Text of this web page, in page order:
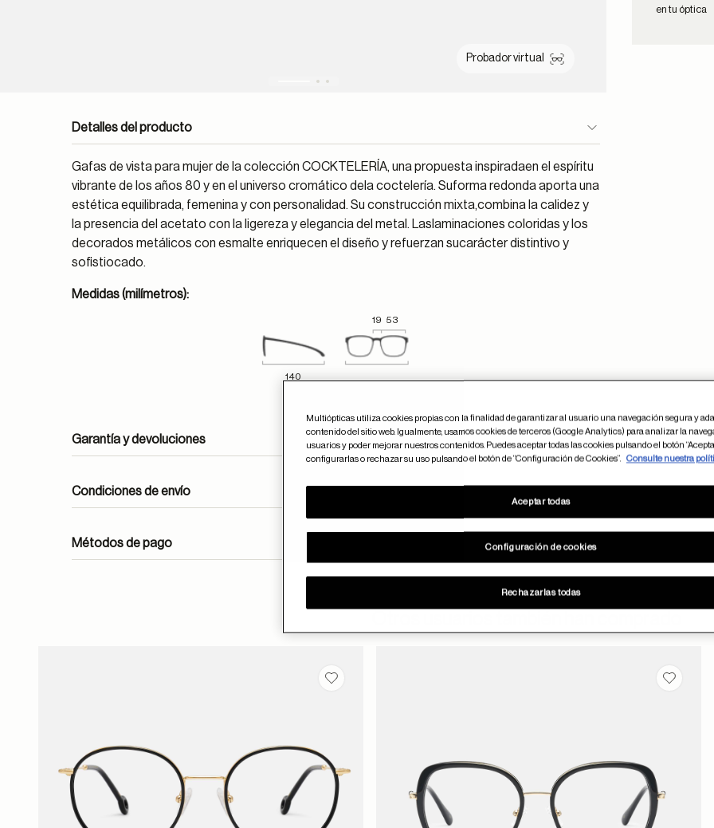
Probador virtual
Detalles del producto
Gafas de vista para mujer de la colección COCKTELERÍA, una propuesta inspiradaen el espíritu
vibrante de los años 80 y en el universo cromático dela coctelería. Suforma redonda aporta una
estética equilibrada, femenina y con personalidad. Su construcción mixta,combina la calidez y
la presencia del acetato con la ligereza y elegancia del metal. Laslaminaciones coloridas y los
decorados metálicos con esmalte enriquecen el diseño y refuerzan sucarácter distintivo y
sofistiocado.
Medidas (milímetros):
19 53
140
Garantía y devoluciones
Condiciones de envío
Métodos de pago
en tu óptica
Guardar en favoritos
Multiópticas utiliza cookies propias con la finalidad de garantizar al usuario una navegación segura y
contenido del sitio web. Igualmente, usamos cookies de terceros (Google Analytics) para analizar la
usuarios y poder mejorar nuestros contenidos. Puedes aceptar todas las cookies pulsando el botón
configurarlas o rechazar su uso pulsando el botón de “Configuración de Cookies”.
Consulte nuestra
Configuración de cookies
Rechazarlas todas
Aceptar todas